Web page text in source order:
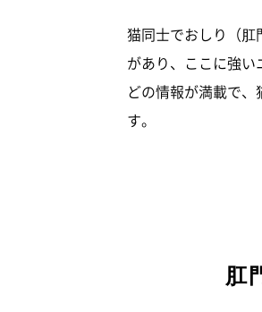
猫同士でおしり（
があり、ここに強
どの情報が満載で
す。
肛